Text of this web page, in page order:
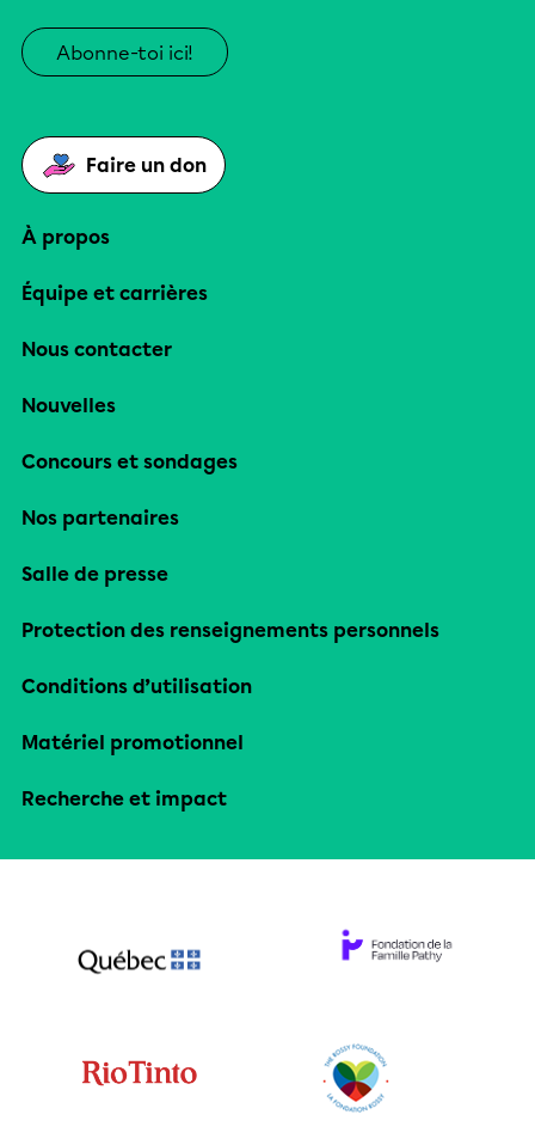
Abonne-toi ici!
Faire un don
À propos
Équipe et carrières
Nous contacter
Nouvelles
Concours et sondages
Nos partenaires
Salle de presse
Protection des renseignements personnels
Conditions d’utilisation
Matériel promotionnel
Recherche et impact